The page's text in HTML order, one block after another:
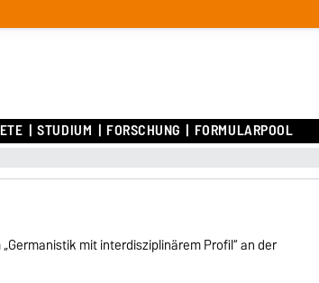
STUDIUM FORSCHUNG FORMULARPOOL
mit interdisziplinärem Profil“ an der